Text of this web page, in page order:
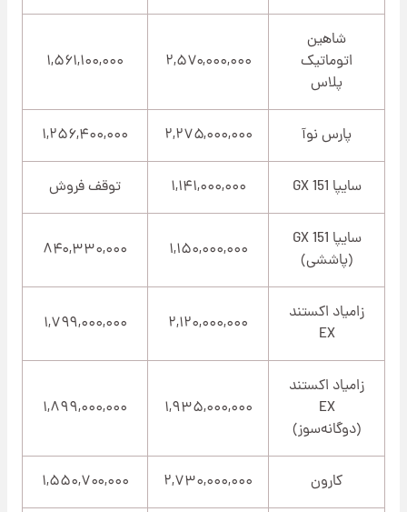
شاهین
اتوماتیک
پلاس
۲,۵۷۰,۰۰۰,۰۰۰ ۱,۵۶۱,۱۰۰,۰۰۰
پارس نوآ ۲,۲۷۵,۰۰۰,۰۰۰ ۱,۲۵۶,۴۰۰,۰۰۰
سایپا 151 GX ۱,۱۴۱,۰۰۰,۰۰۰ توقف فروش
سایپا 151 GX
(پاششی)
۱,۱۵۰,۰۰۰,۰۰۰ ۸۴۰,۳۳۰,۰۰۰
زامیاد اکستند
EX
۲,۱۲۰,۰۰۰,۰۰۰ ۱,۷۹۹,۰۰۰,۰۰۰
زامیاد اکستند
EX
(دوگانه‌سوز)
۱,۹۳۵,۰۰۰,۰۰۰ ۱,۸۹۹,۰۰۰,۰۰۰
کارون ۲,۷۳۰,۰۰۰,۰۰۰ ۱,۵۵۰,۷۰۰,۰۰۰